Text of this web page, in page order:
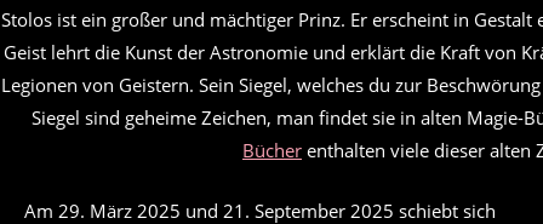
Stolos ist ein großer und mächtiger Prinz. Er erscheint in Gestalt
Geist lehrt die Kunst der Astronomie und erklärt die Kraft von
Legionen von Geistern. Sein Siegel, welches du zur
Siegel sind geheime Zeichen, man findet sie in alten Magie-
Bücher enthalten viele dieser alten
Am 29. März 2025 und 21. September 2025 schiebt sich